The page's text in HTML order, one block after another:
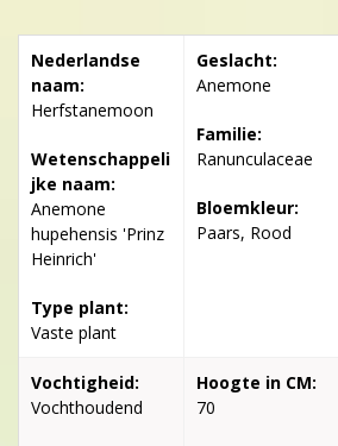
Nederlandse
naam:
Herfstanemoon
Wetenschappeli
jke naam:
Anemone
hupehensis 'Prinz
Heinrich'
Type plant:
Vaste plant
Geslacht:
Anemone
Familie:
Ranunculaceae
Bloemkleur:
Paars, Rood
Vochtigheid:
Vochthoudend
Hoogte in CM:
70